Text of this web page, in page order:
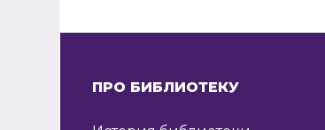
ПРО БИБЛИОТЕКУ